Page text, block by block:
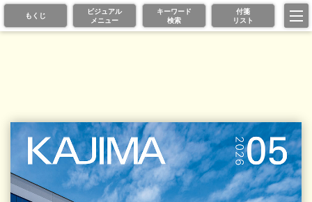
もくじ
ビジュアル
メニュー
キーワード
検索
付箋
リスト